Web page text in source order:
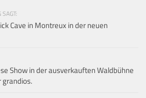
Cave in Montreux in der neuen
Show in der ausverkauften Waldbühne
grandios.